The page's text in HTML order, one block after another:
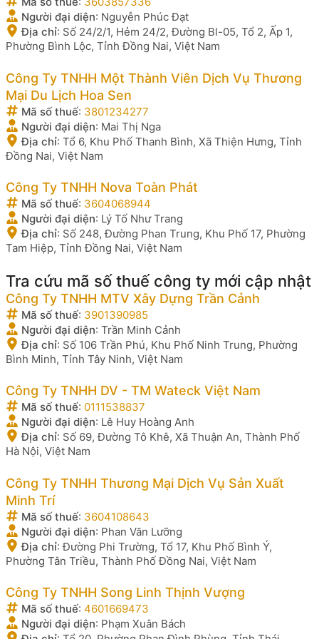
Người đại diện: Nguyễn Phúc Đạt
Địa chỉ: Số 24/2/1, Hẻm 24/2, Đường Bl-05, Tổ 2, Ấp 1,
Phường Bình Lộc, Tỉnh Đồng Nai, Việt Nam
Công Ty TNHH Một Thành Viên Dịch Vụ Thương
Mại Du Lịch Hoa Sen
Mã số thuế: 3801234277
Người đại diện: Mai Thị Nga
Địa chỉ: Tổ 6, Khu Phố Thanh Bình, Xã Thiện Hưng, Tỉnh
Đồng Nai, Việt Nam
Công Ty TNHH Nova Toàn Phát
Mã số thuế: 3604068944
Người đại diện: Lý Tố Như Trang
Địa chỉ: Số 248, Đường Phan Trung, Khu Phố 17, Phường
Tam Hiệp, Tỉnh Đồng Nai, Việt Nam
Tra cứu mã số thuế công ty mới cập nhật
Công Ty TNHH MTV Xây Dựng Trần Cảnh
Mã số thuế: 3901390985
Người đại diện: Trần Minh Cảnh
Địa chỉ: Số 106 Trần Phú, Khu Phố Ninh Trung, Phường
Bình Minh, Tỉnh Tây Ninh, Việt Nam
Công Ty TNHH DV - TM Wateck Việt Nam
Mã số thuế: 0111538837
Người đại diện: Lê Huy Hoàng Anh
Địa chỉ: Số 69, Đường Tô Khê, Xã Thuận An, Thành Phố
Hà Nội, Việt Nam
Công Ty TNHH Thương Mại Dịch Vụ Sản Xuất
Minh Trí
Mã số thuế: 3604108643
Người đại diện: Phan Văn Lưỡng
Địa chỉ:Đường Phi Trường, Tổ 17, Khu Phố Bình Ý,
Phường Tân Triều, Thành Phố Đồng Nai, Việt Nam
Công Ty TNHH Song Linh Thịnh Vượng
Mã số thuế: 4601669473
Người đại diện: Phạm Xuân Bách